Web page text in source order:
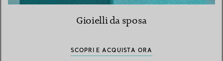
Gioielli da sposa
SCOPRI E ACQUISTA ORA